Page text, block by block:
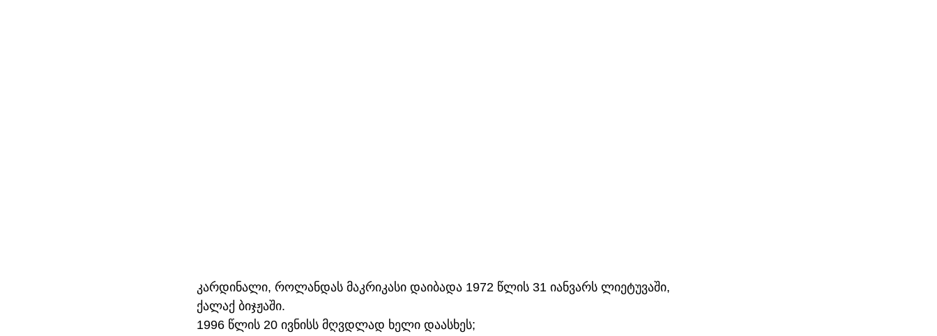
კარდინალი, როლანდას მაკრიკასი დაიბადა 1972 წლის 31 იანვარს ლიეტუვაში,
ქალაქ ბიჯჟაში.
1996 წლის 20 ივნისს მღვდლად ხელი დაასხეს;